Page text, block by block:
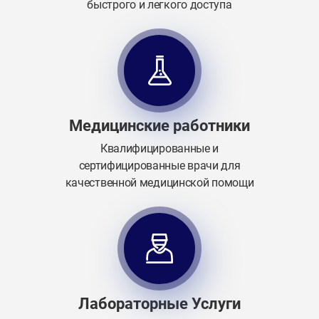
быстрого и легкого доступа
Медицинские работники
Квалифицированные и
сертифицированные врачи для
качественной медицинской помощи
Лабораторные Услуги